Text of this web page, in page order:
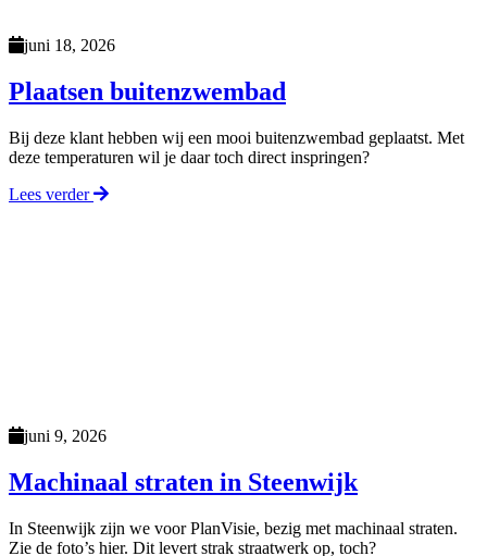
juni 18, 2026
Plaatsen buitenzwembad
Bij deze klant hebben wij een mooi buitenzwembad geplaatst. Met
deze temperaturen wil je daar toch direct inspringen?
Lees verder
juni 9, 2026
Machinaal straten in Steenwijk
In Steenwijk zijn we voor PlanVisie, bezig met machinaal straten.
Zie de foto’s hier. Dit levert strak straatwerk op, toch?